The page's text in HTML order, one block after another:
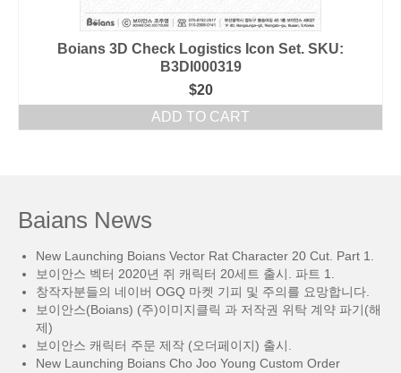
Boians 3D Check Logistics Icon Set. SKU:
B3DI000319
$20
ADD TO CART
Baians News
New Launching Boians Vector Rat Character 20 Cut. Part 1.
보이안스 벡터 2020년 쥐 캐릭터 20세트 출시. 파트 1.
창작자분들의 네이버 OGQ 마켓 기피 및 주의를 요망합니다.
보이안스(Boians) (주)이미지클릭 과 저작권 위탁 계약 파기(해
제)
보이안스 캐릭터 주문 제작 (오더페이지) 출시.
New Launching Boians Cho Joo Young Custom Order